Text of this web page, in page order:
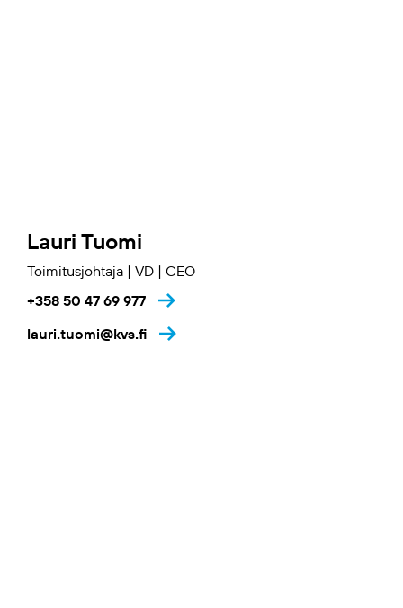
Lauri Tuomi
Toimitusjohtaja | VD | CEO
+358 50 47 69 977
lauri.tuomi@kvs.fi